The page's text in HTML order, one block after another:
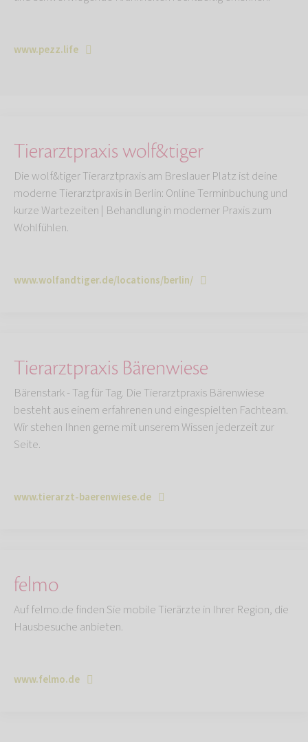
www.pezz.life
Tierarztpraxis wolf&tiger
Die wolf&tiger Tierarztpraxis am Breslauer Platz ist deine
moderne Tierarztpraxis in Berlin: Online Terminbuchung und
kurze Wartezeiten | Behandlung in moderner Praxis zum
Wohlfühlen.
www.wolfandtiger.de/locations/berlin/
Tierarztpraxis Bärenwiese
Bärenstark - Tag für Tag. Die Tierarztpraxis Bärenwiese
besteht aus einem erfahrenen und eingespielten Fachteam.
Wir stehen Ihnen gerne mit unserem Wissen jederzeit zur
Seite.
www.tierarzt-baerenwiese.de
felmo
Auf felmo.de finden Sie mobile Tierärzte in Ihrer Region, die
Hausbesuche anbieten.
www.felmo.de